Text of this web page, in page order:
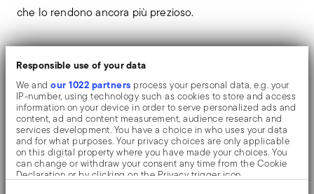
Responsible use of your data
We andour 1022 partners process your personal data, e.g. your
IP-number, using technology such as cookies to store and access
information on your device in order to serve personalized ads and
content, ad and content measurement, audience research and
services development. You have a choice in who uses your data
and for what purposes. Your privacy choices are only applicable
on this digital property where you have made your choices. You
can change or withdraw your consent any time from the Cookie
Declaration or by clicking on the Privacy trigger icon.
che lo rendono ancora più prezioso.
Il coltello monoblocco viene realizzato come un unico
pezzo di acciaio. A differenza del coltello a manico
cavo, composto da due parti, qui non si notano
interruzioni tra il manico e lama e, impugnando queste
tipologie di coltelli, si percepisce una piacevole
sensazione di pesantezza e solidità.